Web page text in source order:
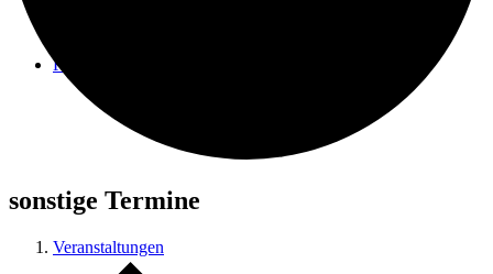
FAQ
sonstige Termine
Veranstaltungen